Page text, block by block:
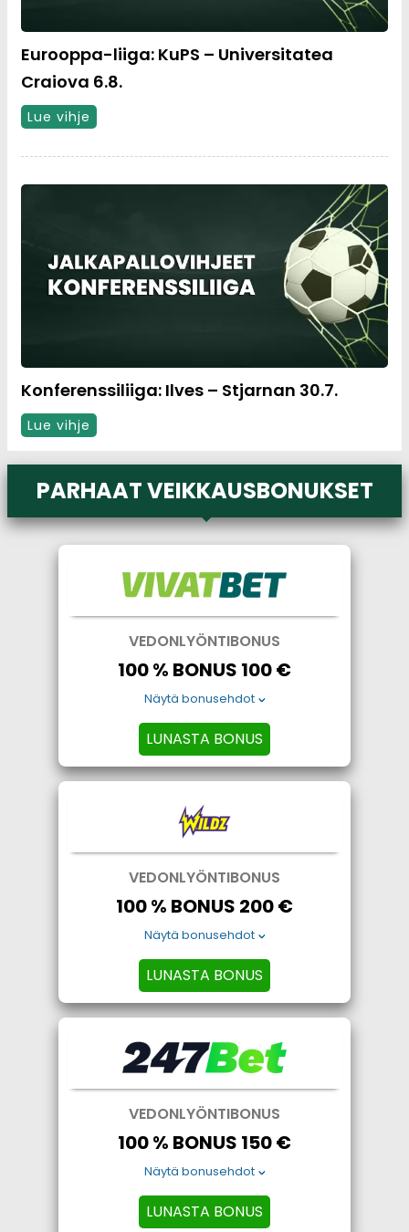
Eurooppa-liiga: KuPS – Universitatea
Craiova 6.8.
Lue vihje
Konferenssiliiga: Ilves – Stjarnan 30.7.
Lue vihje
PARHAAT VEIKKAUSBONUKSET
VEDONLYÖNTIBONUS
100 % BONUS 100 €
Näytä bonusehdot
LUNASTA BONUS
VEDONLYÖNTIBONUS
100 % BONUS 200 €
Näytä bonusehdot
LUNASTA BONUS
VEDONLYÖNTIBONUS
100 % BONUS 150 €
Näytä bonusehdot
LUNASTA BONUS